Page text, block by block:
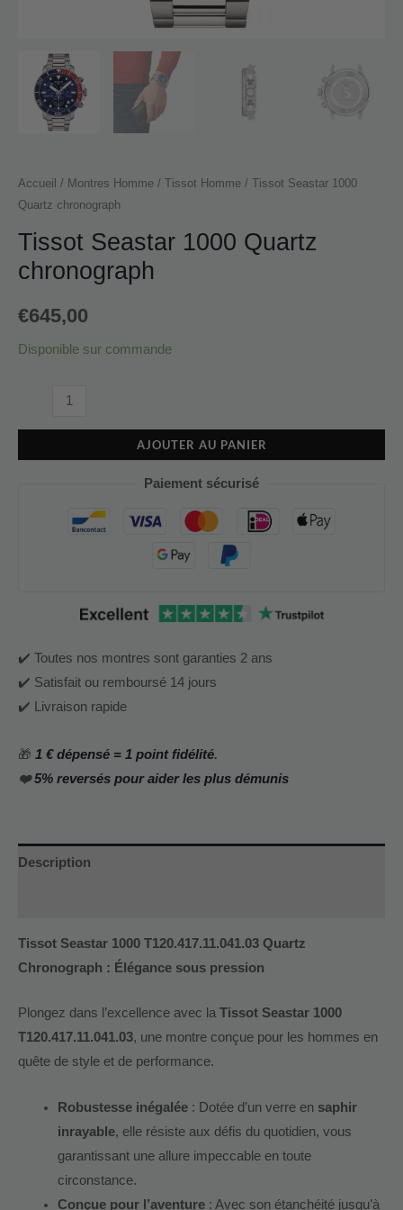
Accueil / Montres Homme / Tissot Homme / Tissot Seastar 1000
Quartz chronograph
Tissot Seastar 1000 Quartz
chronograph
€645,00
Disponible sur commande
AJOUTER AU PANIER
Paiement sécurisé
✔️ Toutes nos montres sont garanties 2 ans
✔️ Satisfait ou remboursé 14 jours
✔️ Livraison rapide
🎁 1 € dépensé = 1 point fidélité.
❤️5% reversés pour aider les plus démunis
Description
Tissot Seastar 1000 T120.417.11.041.03 Quartz
Chronograph : Élégance sous pression
Plongez dans l’excellence avec la Tissot Seastar 1000
T120.417.11.041.03, une montre conçue pour les hommes en
quête de style et de performance.
Robustesse inégalée: Dotée d’un verre en saphir
inrayable, elle résiste aux défis du quotidien, vous
garantissant une allure impeccable en toute
circonstance.
Conçue pour l’aventure: Avec son étanchéité jusqu’à